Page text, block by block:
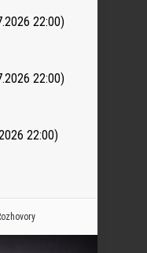
22:00)
22:00)
22:00)